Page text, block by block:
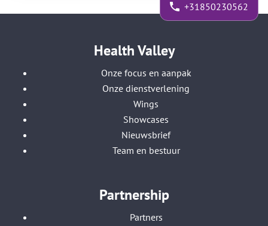
+31850230562
Health Valley
Onze focus en aanpak
Onze dienstverlening
Wings
Showcases
Nieuwsbrief
Team en bestuur
Partnership
Partners